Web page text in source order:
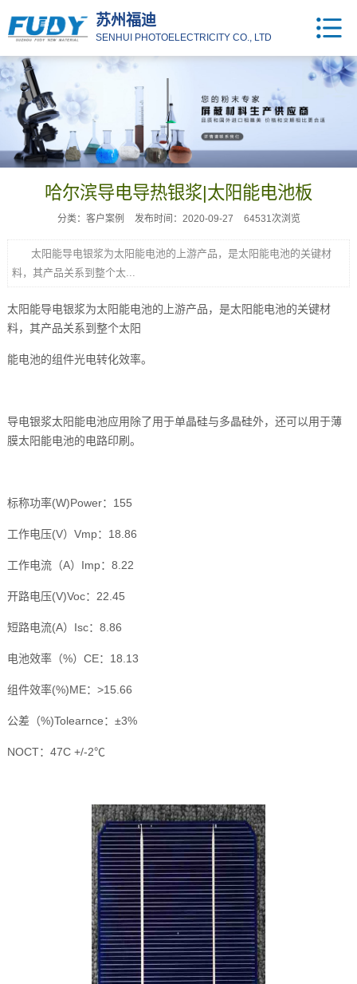
苏州福迪
SENHUI PHOTOELECTRICITY CO., LTD
哈尔滨导电导热银浆|太阳能电池板
分类：客户案例 发布时间：2020-09-27 64531次浏览
太阳能导电银浆为太阳能电池的上游产品，是太阳能电池的关键材
料，其产品关系到整个太...
太阳能导电银浆为太阳能电池的上游产品，是太阳能电池的关键材
料，其产品关系到整个太阳
能电池的组件光电转化效率。
导电银浆太阳能电池应用除了用于单晶硅与多晶硅外，还可以用于薄
膜太阳能电池的电路印刷。
标称功率(W)Power：155
工作电压(V）Vmp：18.86
工作电流（A）Imp：8.22
开路电压(V)Voc：22.45
短路电流(A）Isc：8.86
电池效率（%）CE：18.13
组件效率(%)ME：>15.66
公差（%)Tolearnce：±3%
NOCT：47C +/-2℃